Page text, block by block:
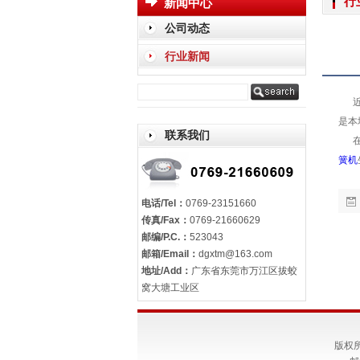
新闻中心
公司动态
行业新闻
联系我们
电话/Tel： 0769-23151660
传真/Fax： 0769-21660629
邮编/P.C.： 523043
邮箱/Email： dgxtm@163.com
地址/Add： 广东省东莞市万江区拔蛟
窝大塘工业区
近
是本
在
簧机
版权